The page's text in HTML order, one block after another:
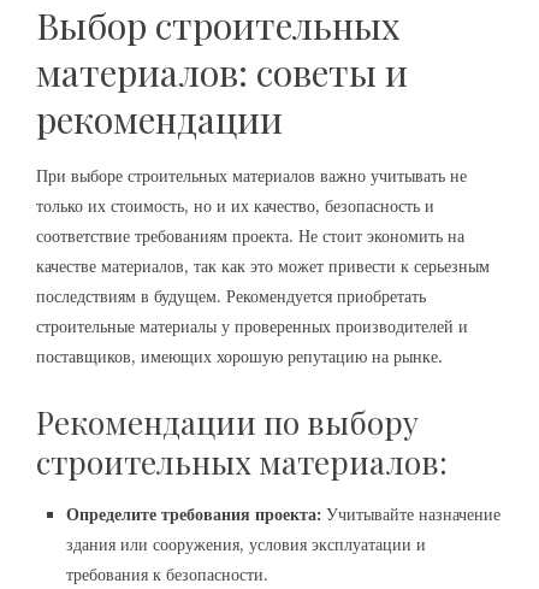
Выбор строительных
материалов: советы и
рекомендации
При выборе строительных материалов важно учитывать не
только их стоимость, но и их качество, безопасность и
соответствие требованиям проекта. Не стоит экономить на
качестве материалов, так как это может привести к серьезным
последствиям в будущем. Рекомендуется приобретать
строительные материалы у проверенных производителей и
поставщиков, имеющих хорошую репутацию на рынке.
Рекомендации по выбору
строительных материалов:
Определите требования проекта: Учитывайте назначение
здания или сооружения, условия эксплуатации и
требования к безопасности.